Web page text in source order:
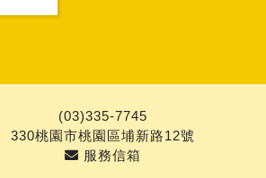
(03)335-7745
330桃園市桃園區埔新路12號
服務信箱